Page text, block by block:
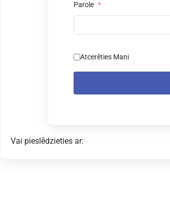
Parole *
Atcerēties Mani
Vai pieslēdzieties ar: